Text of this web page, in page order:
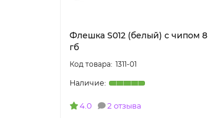
Флешка S012 (белый) с чипом 8
гб
1311-01
4.0 2 отзыва